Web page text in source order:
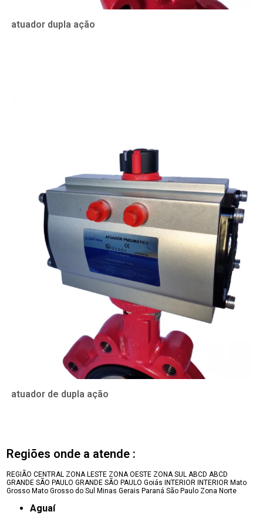
atuador dupla ação
atuador de dupla ação
Regiões onde a atende :
REGIÃO CENTRAL ZONA LESTE ZONA OESTE ZONA SUL ABCD ABCD
GRANDE SÃO PAULO GRANDE SÃO PAULO Goiás INTERIOR INTERIOR Mato
Grosso Mato Grosso do Sul Minas Gerais Paraná São Paulo Zona Norte
Aguaí